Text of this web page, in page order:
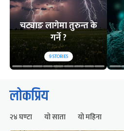
चट्याङ लागेमा तुरुन्त के
गर्ने ?
9STORIES
लोकप्रिय
२४ घण्टा यो साता यो महिना